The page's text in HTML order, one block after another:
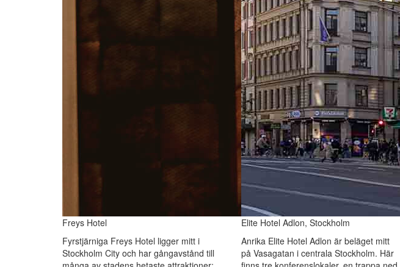
Freys Hotel
Fyrstjärniga Freys Hotel ligger mitt i
Stockholm City och har gångavstånd till
Elite Hotel Adlon, Stockholm
Anrika Elite Hotel Adlon är beläget mitt
på Vasagatan i centrala Stockholm. Här